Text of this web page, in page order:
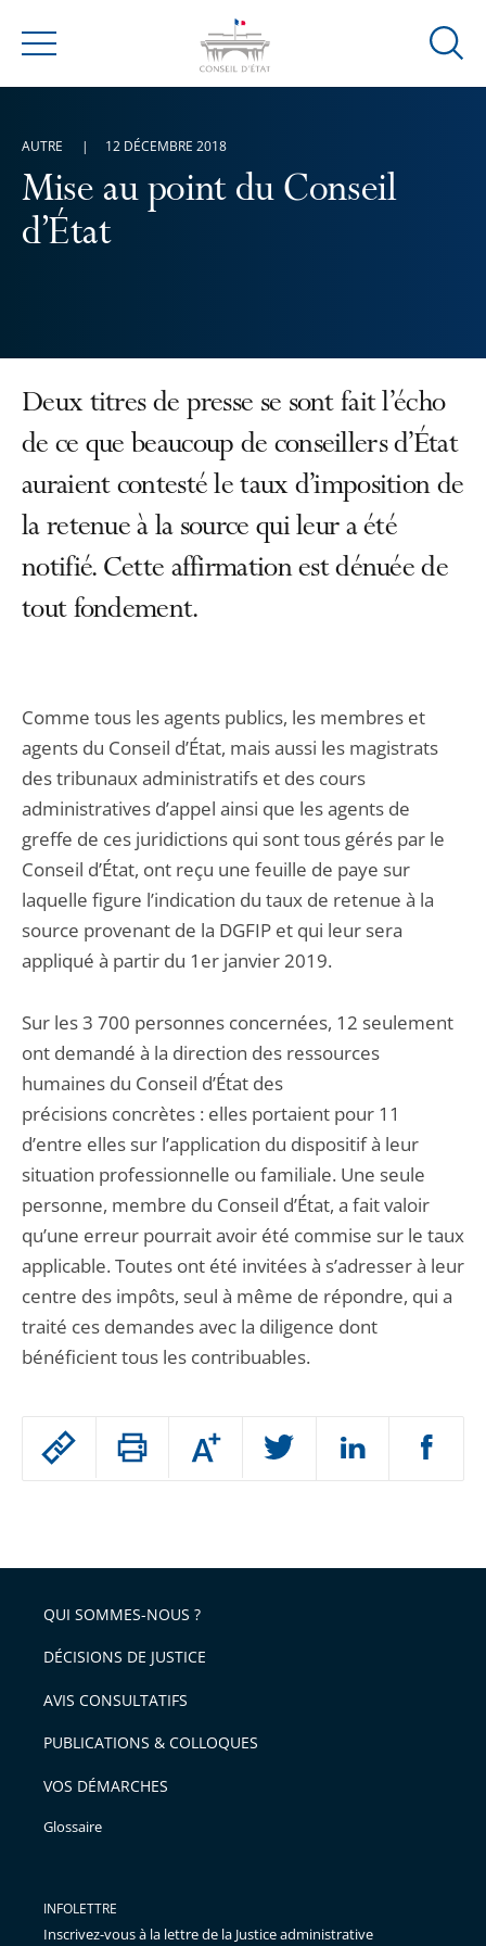
Menu
Ouvrir
Mise au point du Conseil
d’État
AUTRE 12 DÉCEMBRE 2018
Passer
arriver
après
Augmenter
ou
l'article
pour
avant
Deux titres de presse se sont fait l’écho
de ce que beaucoup de conseillers d’État
auraient contesté le taux d’imposition de
la retenue à la source qui leur a été
notifié. Cette affirmation est dénuée de
tout fondement.
Comme tous les agents publics, les membres et
agents du Conseil d’État, mais aussi les magistrats
des tribunaux administratifs et des cours
administratives d’appel ainsi que les agents de
greffe de ces juridictions qui sont tous gérés par le
Conseil d’État, ont reçu une feuille de paye sur
laquelle figure l’indication du taux de retenue à la
source provenant de la DGFIP et qui leur sera
appliqué à partir du 1er janvier 2019.
Sur les 3 700 personnes concernées, 12 seulement
ont demandé à la direction des ressources
humaines du Conseil d’État des
précisions concrètes : elles portaient pour 11
d’entre elles sur l’application du dispositif à leur
situation professionnelle ou familiale. Une seule
personne, membre du Conseil d’État, a fait valoir
qu’une erreur pourrait avoir été commise sur le taux
applicable. Toutes ont été invitées à s’adresser à leur
centre des impôts, seul à même de répondre, qui a
traité ces demandes avec la diligence dont
bénéficient tous les contribuables.
QUI SOMMES-NOUS ?
DÉCISIONS DE JUSTICE
AVIS CONSULTATIFS
PUBLICATIONS & COLLOQUES
VOS DÉMARCHES
Glossaire
INFOLETTRE
Inscrivez-vous à la lettre de la Justice administrative